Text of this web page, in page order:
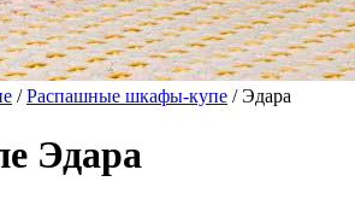
/Распашные шкафы-купе / Эдара
Эдара